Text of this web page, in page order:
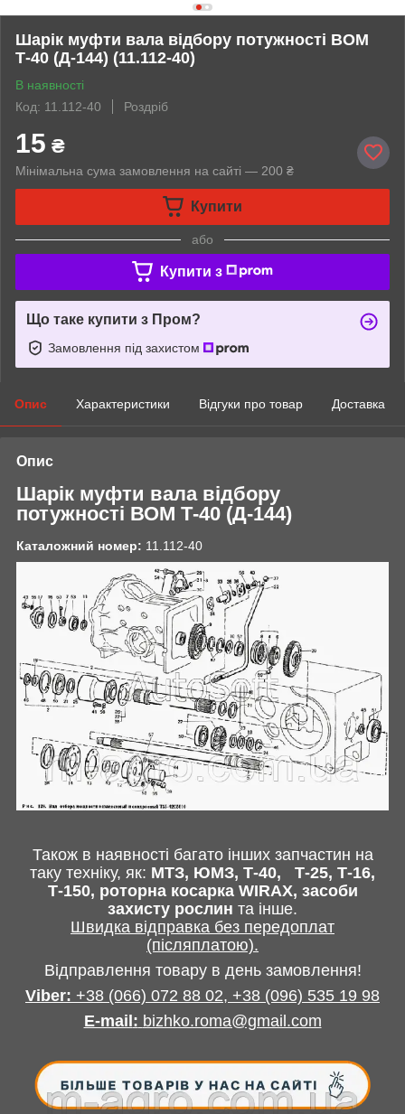
Шарік муфти вала відбору потужності ВОМ
Т-40 (Д-144) (11.112-40)
В наявності
Код: 11.112-40
Роздріб
15 ₴
Мінімальна сума замовлення на сайті — 200 ₴
Купити
або
Купити з
Що таке купити з Пром?
Замовлення під захистом
Опис Характеристики Відгуки про товар Доставка
Опис
Шарік муфти вала відбору
потужності ВОМ Т-40 (Д-144)
Каталожний номер: 11.112-40
Також в наявності багато інших запчастин на
таку техніку, як: МТЗ, ЮМЗ, Т-40,
Т-25, Т-16,
Т-150, роторна косарка WIRAX, засоби
захисту рослин та інше.
Швидка відправка без передоплат
(післяплатою).
Відправлення товару в день замовлення!
Viber: +38 (066) 072 88 02, +38 (096) 535 19 98
E-mail : bizhko.roma@gmail.com